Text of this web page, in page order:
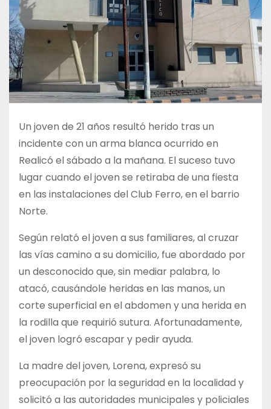
Un joven de 21 años resultó herido tras un
incidente con un arma blanca ocurrido en
Realicó el sábado a la mañana. El suceso tuvo
lugar cuando el joven se retiraba de una fiesta
en las instalaciones del Club Ferro, en el barrio
Norte.
Según relató el joven a sus familiares, al cruzar
las vías camino a su domicilio, fue abordado por
un desconocido que, sin mediar palabra, lo
atacó, causándole heridas en las manos, un
corte superficial en el abdomen y una herida en
la rodilla que requirió sutura. Afortunadamente,
el joven logró escapar y pedir ayuda.
La madre del joven, Lorena, expresó su
preocupación por la seguridad en la localidad y
solicitó a las autoridades municipales y policiales